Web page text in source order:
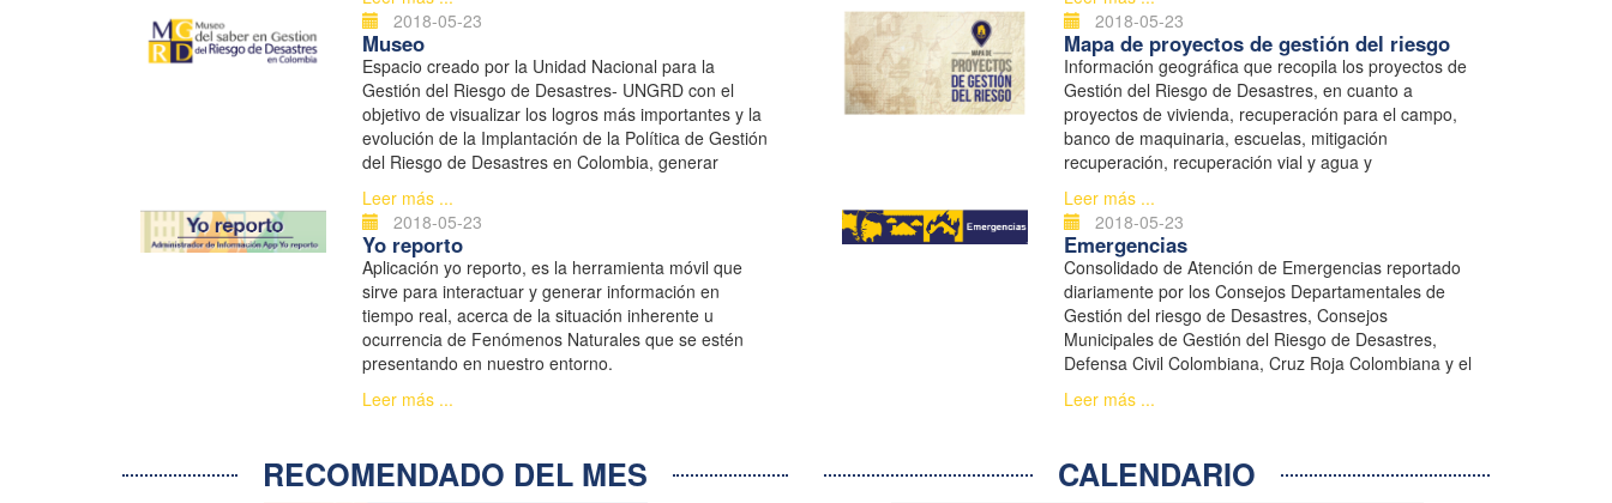
2018-05-23
Museo
Espacio creado por la Unidad Nacional para la
Gestión del Riesgo de Desastres- UNGRD con el
objetivo de visualizar los logros más importantes y la
evolución de la Implantación de la Política de Gestión
del Riesgo de Desastres en Colombia, generar
apropiación de la Gestión del Riesgo de Desastres
en la comunidad y fortalecer ...
Leer más ...
2018-05-23
Mapa de proyectos de gestión del riesgo
Información geográfica que recopila los proyectos de
Gestión del Riesgo de Desastres, en cuanto a
proyectos de vivienda, recuperación para el campo,
banco de maquinaria, escuelas, mitigación
recuperación, recuperación vial y agua y
saneamiento.
Leer más ...
2018-05-23
Yo reporto
Aplicación yo reporto, es la herramienta móvil que
sirve para interactuar y generar información en
tiempo real, acerca de la situación inherente u
ocurrencia de Fenómenos Naturales que se estén
presentando en nuestro entorno.
Leer más ...
2018-05-23
Emergencias
Consolidado de Atención de Emergencias reportado
diariamente por los Consejos Departamentales de
Gestión del riesgo de Desastres, Consejos
Municipales de Gestión del Riesgo de Desastres,
Defensa Civil Colombiana, Cruz Roja Colombiana y el
Sistema Nacional de Bomberos.
Leer más ...
RECOMENDADO DEL MES CALENDARIO